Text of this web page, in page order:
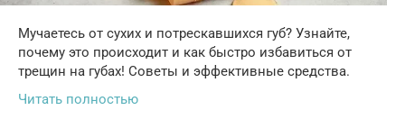
Мучаетесь от сухих и потрескавшихся губ? Узнайте,
почему это происходит и как быстро избавиться от
трещин на губах! Советы и эффективные средства.
Читать полностью